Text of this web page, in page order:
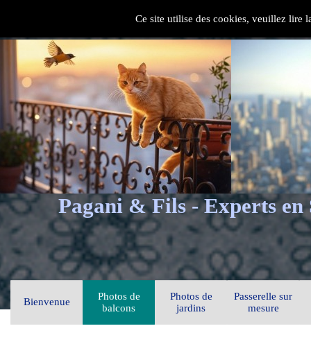
Ce site utilise des cookies, veuillez lire
Pagani & Fils - Experts en
Bienvenue
Photos de
balcons
Photos de
jardins
Passerelle sur
mesure